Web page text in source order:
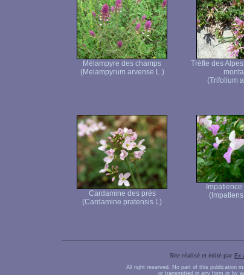
Mélampyre des champs
(Melampyrum arvense L.)
Trèfle des
(Trifolium
Cardamine des prés
(Cardamine pratensis L)
Site réalisé et édité par Ex
All right reserved. No part of this publication
or transmitted in any form or by